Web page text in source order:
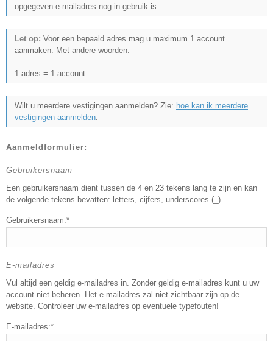
opgegeven e-mailadres nog in gebruik is.
Let op: Voor een bepaald adres mag u maximum 1 account
aanmaken. Met andere woorden:
1 adres = 1 account
Wilt u meerdere vestigingen aanmelden? Zie: hoe kan ik meerdere
vestigingen aanmelden.
Aanmeldformulier:
Gebruikersnaam
Een gebruikersnaam dient tussen de 4 en 23 tekens lang te zijn en kan
de volgende tekens bevatten: letters, cijfers, underscores (_).
Gebruikersnaam:*
E-mailadres
Vul altijd een geldig e-mailadres in. Zonder geldig e-mailadres kunt u uw
account niet beheren. Het e-mailadres zal niet zichtbaar zijn op de
website. Controleer uw e-mailadres op eventuele typefouten!
E-mailadres:*